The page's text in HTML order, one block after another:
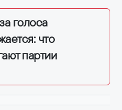
голоса
что
партии